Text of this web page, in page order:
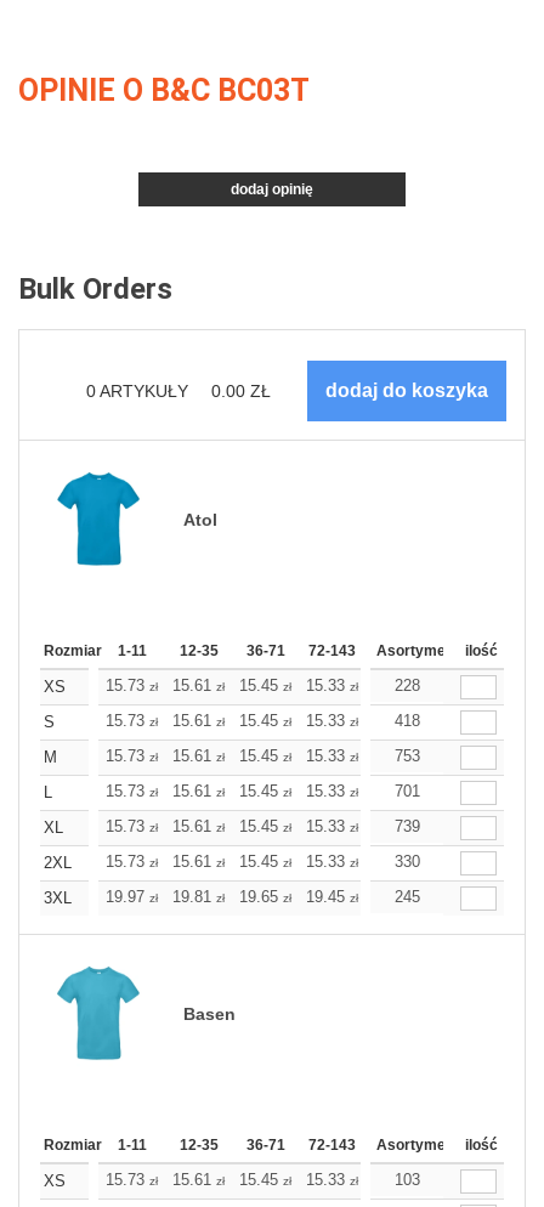
OPINIE O B&C BC03T
dodaj opinię
Bulk Orders
0ARTYKUŁY 0.00 ZŁ
Atol
Rozmiar 1-11 12-35 36-71 72-143 144-287 288 Dodaj
Asortyment ilość
XS 15.73 zł 15.61 zł 15.45 zł 15.33 zł 15.21zł
228
S
15.73 zł 15.61 zł 15.45 zł 15.33 zł 15.21zł
418
M
15.73 zł 15.61 zł 15.45 zł 15.33 zł 15.21zł
753
L
15.73 zł 15.61 zł 15.45 zł 15.33 zł 15.21
701
XL
15.73 zł 15.61 zł 15.45 zł 15.33 zł 15.21zł
739
2XL
15.73 zł 15.61 zł 15.45 zł 15.33 zł 15.21zł
330
3XL
19.97 zł 19.81 zł 19.65 zł 19.45 zł 19.28zł
245
Basen
Rozmiar 1-11 12-35 36-71 72-143 144-287 288 Dodaj
Asortyment ilość
XS 15.73 zł 15.61 zł 15.45 zł 15.33 zł 15.21zł
103